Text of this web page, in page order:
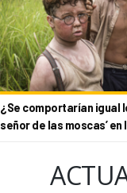
¿Se comportarían igual
señor de las moscas’